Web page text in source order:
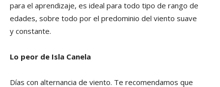
para el aprendizaje, es ideal para todo tipo de rango de
edades, sobre todo por el predominio del viento suave
y constante.
Lo peor de Isla Canela
Días con alternancia de viento. Te recomendamos que